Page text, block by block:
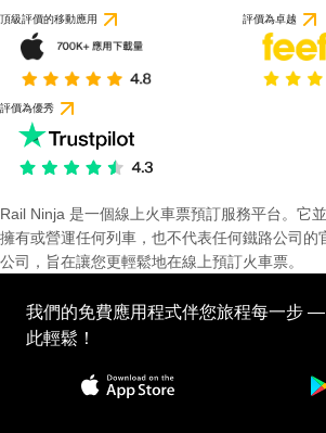
頂級評價的移動應用 評價為卓越
評價為優秀
Rail Ninja 是一個線上火車票預訂服務平台。它
擁有或營運任何列車，也不代表任何鐵路公司的
公司，旨在讓您更輕鬆地在線上預訂火車票。
我們的免費應用程式伴您旅程每一步
此輕鬆！